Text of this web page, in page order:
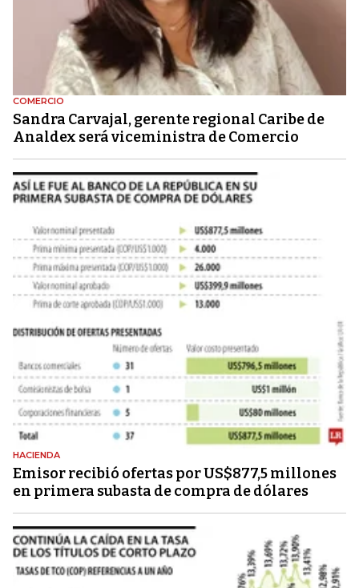
COMERCIO
Sandra Carvajal, gerente regional Caribe de
Analdex será viceministra de Comercio
HACIENDA
Emisor recibió ofertas por US$877,5 millones
en primera subasta de compra de dólares